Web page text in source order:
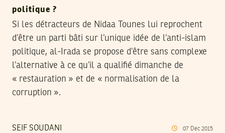
politique ?
Si les détracteurs de Nidaa Tounes lui reprochent
d’être un parti bâti sur l’unique idée de l’anti-islam
politique, al-Irada se propose d’être sans complexe
l’alternative à ce qu’il a qualifié dimanche de
« restauration » et de « normalisation de la
corruption ».
SEIF SOUDANI 07 Dec 2015